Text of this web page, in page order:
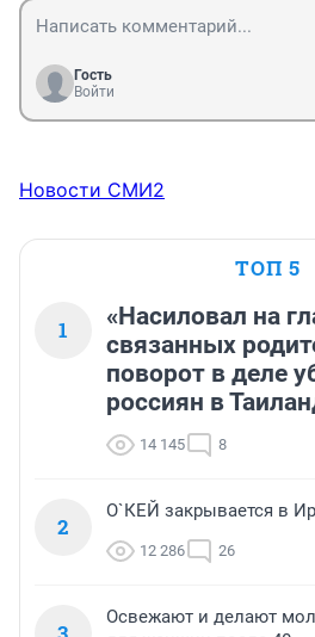
Гость
Войти
Новости СМИ2
ТОП 5
1
«Насиловал на
связанных
поворот в деле
россиян в
14 145 8
2
О`КЕЙ закрывается в
12 286 26
Освежают и делают